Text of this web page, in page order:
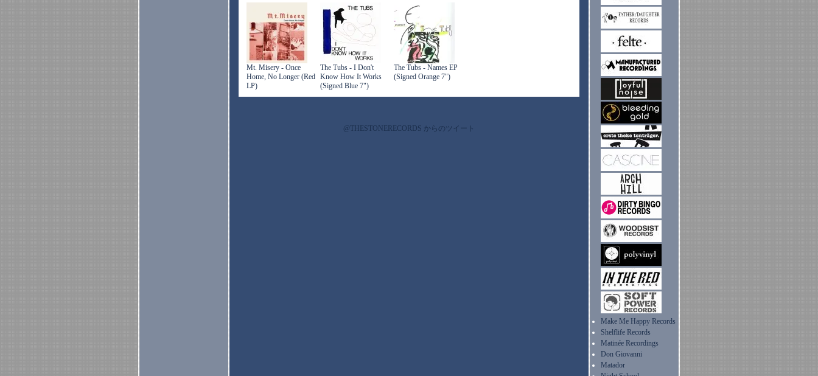
Mt. Misery - Once
Home, No Longer (Red
LP)
The Tubs - I Don't
Know How It Works
(Signed Blue 7")
The Tubs - Names EP
(Signed Orange 7")
@THESTONERECORDS からのツイート
Make Me Happy Records
Shelflife Records
Matinée Recordings
Don Giovanni
Matador